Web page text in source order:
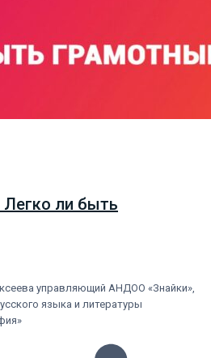
Легко ли быть
управляющий АНДОО «Знайки»,
языка и литературы